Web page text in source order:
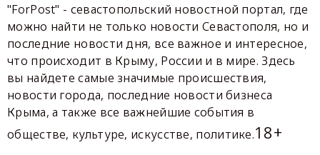
"ForPost" - севастопольский новостной портал, где
можно найти не только новости Севастополя, но и
последние новости дня, все важное и интересное,
что происходит в Крыму, России и в мире. Здесь
вы найдете самые значимые происшествия,
новости города, последние новости бизнеса
Крыма, а также все важнейшие события в
обществе, культуре, искусстве, политике.18+